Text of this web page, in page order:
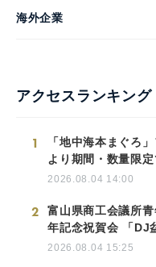
海外企業
アクセスランキング
1
「地中海本まぐろ
より期間・数量限
2026.08.04 14:00
2
富山県商工会議所
年記念祝賀会 「DJ
2026.08.04 15:25